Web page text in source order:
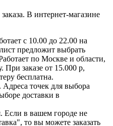
В интернет-магазине
с 10.00 до 22.00 на
предложит выбрать
по Москве и области,
При заказе от 15.000 р,
бесплатна.
. Адреса точек для выбора
доставки в
. Если в вашем городе не
то вы можете заказать